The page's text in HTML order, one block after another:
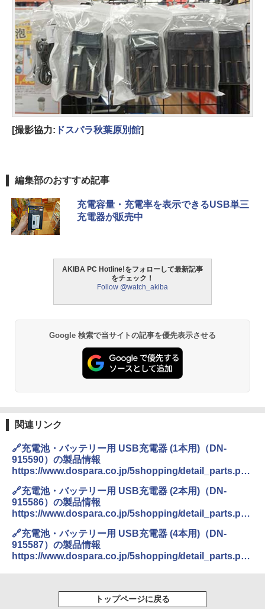
[撮影協力: ドスパラ秋葉原別館]
編集部のおすすめ記事
充電容量・充電率を表示できるUSB単三
充電器が販売中
AKIBA PC Hotline!をフォローして最新記事
をチェック！
Follow @watch_akiba
Google 検索で当サイトの記事を優先表示させる
関連リンク
🔗充電池・バッテリー用 USB充電器 (1本用)（DN-
915590）の製品情報
https://www.dospara.co.jp/5shopping/detail_parts.php
🔗充電池・バッテリー用 USB充電器 (2本用)（DN-
915586）の製品情報
https://www.dospara.co.jp/5shopping/detail_parts.php
🔗充電池・バッテリー用 USB充電器 (4本用)（DN-
915587）の製品情報
https://www.dospara.co.jp/5shopping/detail_parts.php
トップページに戻る